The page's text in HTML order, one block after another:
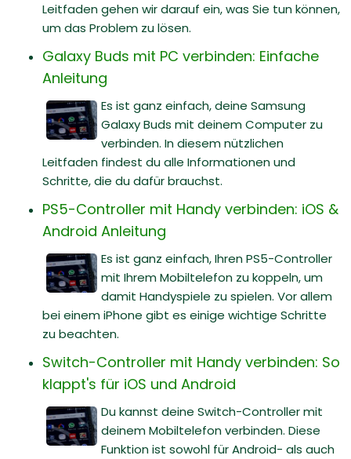
Leitfaden gehen wir darauf ein, was Sie tun können,
um das Problem zu lösen.
Galaxy Buds mit PC verbinden: Einfache
Anleitung
Es ist ganz einfach, deine Samsung
Galaxy Buds mit deinem Computer zu
verbinden. In diesem nützlichen
Leitfaden findest du alle Informationen und
Schritte, die du dafür brauchst.
PS5-Controller mit Handy verbinden: iOS &
Android Anleitung
Es ist ganz einfach, Ihren PS5-Controller
mit Ihrem Mobiltelefon zu koppeln, um
damit Handyspiele zu spielen. Vor allem
bei einem iPhone gibt es einige wichtige Schritte
zu beachten.
Switch-Controller mit Handy verbinden: So
klappt's für iOS und Android
Du kannst deine Switch-Controller mit
deinem Mobiltelefon verbinden. Diese
Funktion ist sowohl für Android- als auch